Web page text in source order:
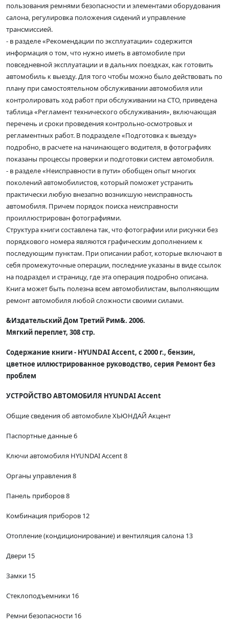
пользования ремнями безопасности и элементами оборудования
салона, регулировка положения сидений и управление
трансмиссией.
- в разделе «Рекомендации по эксплуатации» содержится
информация о том, что нужно иметь в автомобиле при
повседневной эксплуатации и в дальних поездках, как готовить
автомобиль к выезду. Для того чтобы можно было действовать по
плану при самостоятельном обслуживании автомобиля или
контролировать ход работ при обслуживании на СТО, приведена
таблица «Регламент технического обслуживания», включающая
перечень и сроки проведения контрольно-осмотровых и
регламентных работ. В подразделе «Подготовка к выезду»
подробно, в расчете на начинающего водителя, в фотографиях
показаны процессы проверки и подготовки систем автомобиля.
- в разделе «Неисправности в пути» обобщен опыт многих
поколений автомобилистов, который поможет устранить
практически любую внезапно возникшую неисправность
автомобиля. Причем порядок поиска неисправности
проиллюстрирован фотографиями.
Структура книги составлена так, что фотографии или рисунки без
порядкового номера являются графическим дополнением к
последующим пунктам. При описании работ, которые включают в
себя промежуточные операции, последние указаны в виде ссылок
на подраздел и страницу, где эта операция подробно описана.
Книга может быть полезна всем автомобилистам, выполняющим
ремонт автомобиля любой сложности своими силами.
&Издательский Дом Третий Рим&. 2006.
Мягкий переплет, 308 стр.
Содержание книги - HYUNDAI Accent, с 2000 г., бензин,
цветное иллюстрированное руководство, серия Ремонт без
проблем
УСТРОЙСТВО АВТОМОБИЛЯ HYUNDAI Accent
Общие сведения об автомобиле ХЬЮНДАЙ Акцент
Паспортные данные 6
Ключи автомобиля HYUNDAI Accent 8
Органы управления 8
Панель приборов 8
Комбинация приборов 12
Отопление (кондиционирование) и вентиляция салона 13
Двери 15
Замки 15
Стеклоподъемники 16
Ремни безопасности 16